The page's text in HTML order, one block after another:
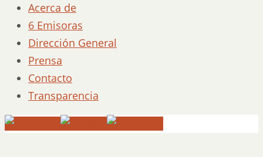
Acerca de
6 Emisoras
Dirección General
Prensa
Contacto
Transparencia